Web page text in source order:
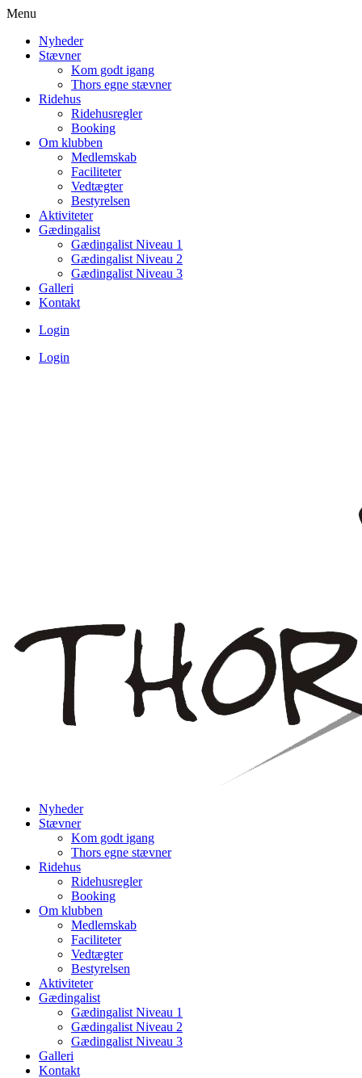
Menu
Nyheder
Stævner
Kom godt igang
Thors egne stævner
Ridehus
Ridehusregler
Booking
Om klubben
Medlemskab
Faciliteter
Vedtægter
Bestyrelsen
Aktiviteter
Gædingalist
Gædingalist Niveau 1
Gædingalist Niveau 2
Gædingalist Niveau 3
Galleri
Kontakt
Login
Login
Nyheder
Stævner
Kom godt igang
Thors egne stævner
Ridehus
Ridehusregler
Booking
Om klubben
Medlemskab
Faciliteter
Vedtægter
Bestyrelsen
Aktiviteter
Gædingalist
Gædingalist Niveau 1
Gædingalist Niveau 2
Gædingalist Niveau 3
Galleri
Kontakt